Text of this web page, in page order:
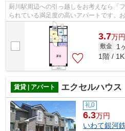
厨川駅周辺への引っ越しをお考えなら「
られている満足度の高いアパートです。
電話019-606-0555またはメールアドレ...
3.7万円
敷金 1
1階 /
賃貸 | アパート エクセルハウス
礼0
6.3万円
いわて銀河